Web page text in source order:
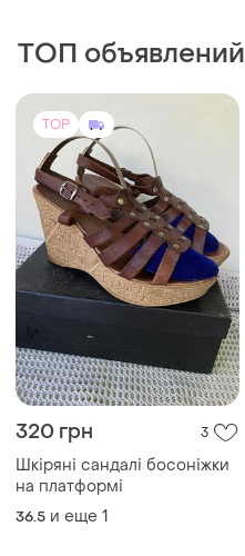
ТОП объявлений
TOP
320 грн 3
Шкіряні сандалі босоніжки
на платформі
36.5 и еще 1